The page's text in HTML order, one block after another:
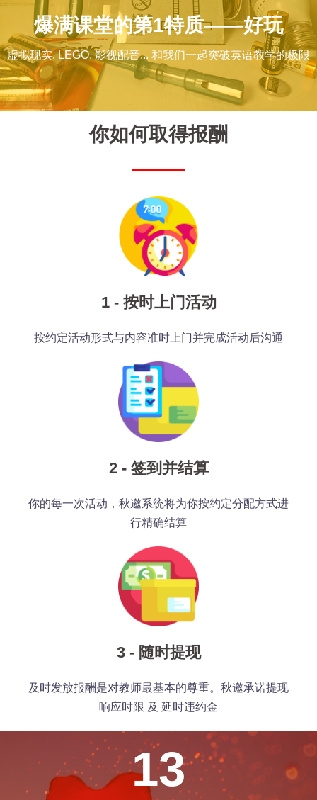
爆满课堂的第1特质——好玩
虚拟现实, LEGO, 影视配音... 和我们一起突破英语教学的极限
你如何取得报酬
1 - 按时上门活动
按约定活动形式与内容准时上门并完成活动后沟通
2 - 签到并结算
你的每一次活动，秋邀系统将为你按约定分配方式进
行精确结算
3 - 随时提现
及时发放报酬是对教师最基本的尊重。秋邀承诺提现
响应时限 及 延时违约金
13